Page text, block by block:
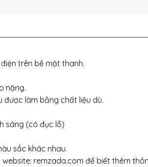
trên bề mặt thanh.
nặng.
được làm bằng chất liệu dù.
sáng (có đục lỗ)
sắc khác nhau.
website: remzada.com để biết thêm